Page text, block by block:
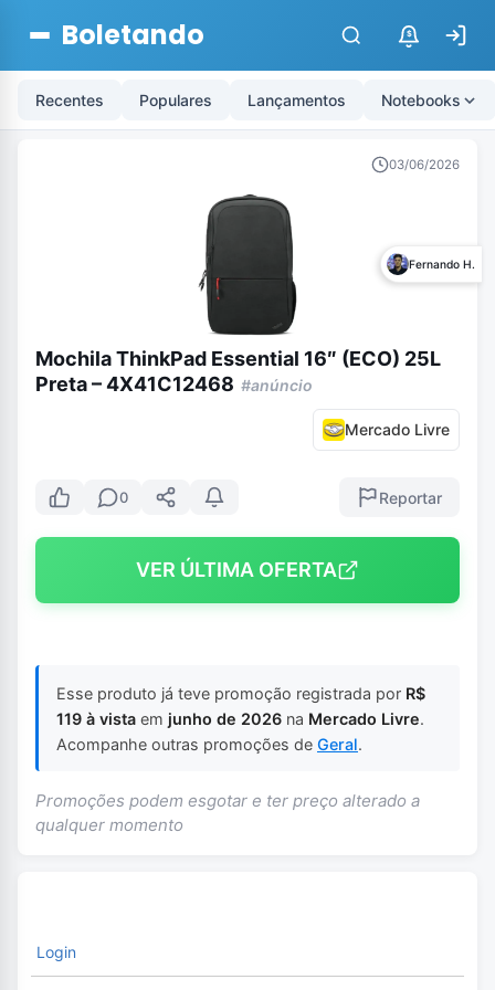
Boletando $
Recentes Populares Lançamentos Notebooks
03/06/2026
Fernando H.
Mochila ThinkPad Essential 16″ (ECO) 25L
Preta – 4X41C12468 #anúncio
Mercado Livre
0 Reportar
VER ÚLTIMA OFERTA
Esse produto já teve promoção registrada por R$
119 à vista em junho de 2026 na Mercado Livre.
Acompanhe outras promoções de Geral.
Promoções podem esgotar e ter preço alterado a
qualquer momento
Login